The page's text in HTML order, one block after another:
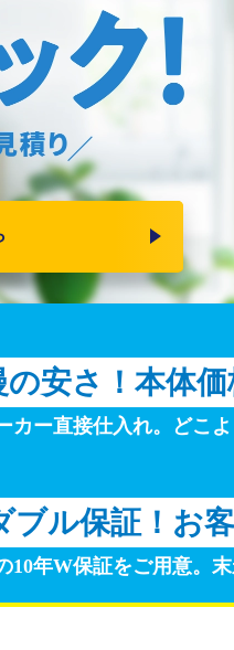
の安さ！ 本体
カー直接仕入れ。 どこ
ブル保証！ お
10年W保証をご用意。